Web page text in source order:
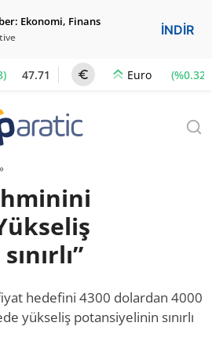
Ekonomi, Finans
İNDİR
47.71 Euro (%0.32)
hedefini 4300 dolardan 4000
yükseliş potansiyelinin sınırlı